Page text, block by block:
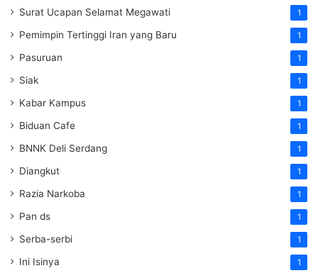
Surat Ucapan Selamat Megawati 1
Pemimpin Tertinggi Iran yang Baru 1
Pasuruan 1
Siak 1
Kabar Kampus 1
Biduan Cafe 1
BNNK Deli Serdang 1
Diangkut 1
Razia Narkoba 1
Pan ds 1
Serba-serbi 1
Ini Isinya 1